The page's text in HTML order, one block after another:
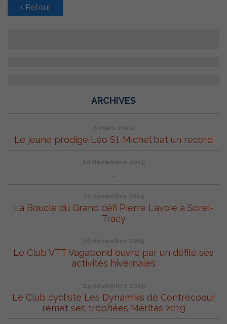
Retour
ARCHIVES
6 mars 2024
Le jeune prodige Léo St-Michel bat un record
10 décembre 2019
.
27 novembre 2019
La Boucle du Grand défi Pierre Lavoie à Sorel-
Tracy
26 novembre 2019
Le Club VTT Vagabond ouvre par un défilé ses
activités hivernales
24 novembre 2019
Le Club cycliste Les Dynamiks de Contrecoeur
remet ses trophées Méritas 2019